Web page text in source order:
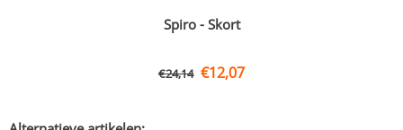
Spiro - Skort
€24,14 €12,07